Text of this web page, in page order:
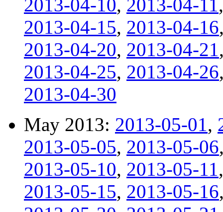
2013-04-10, 2013-04-11
2013-04-15, 2013-04-16
2013-04-20, 2013-04-21
2013-04-25, 2013-04-26
2013-04-30
May 2013: 2013-05-01,
2013-05-05, 2013-05-06
2013-05-10, 2013-05-11
2013-05-15, 2013-05-16